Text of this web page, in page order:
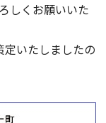
しくお願いいた
いたしましたの